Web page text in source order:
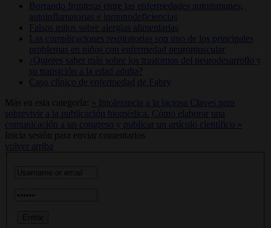
Borrando fronteras entre las enfermedades autoinmunes,
autoinflamatorias e inmunodeficiencias
Falsos mitos sobre alergias alimentarias
Las complicaciones respiratorias son uno de los principales
problemas en niños con enfermedad neuromuscular
¿Quieres saber más sobre los trastornos del neurodesarrollo y
su transición a la edad adulta?
Caso clínico de enfermedad de Fabry
Más en esta categoría: « Intolerancia a la lactosa Claves para
sobrevivir a la publicación biomédica. Cómo elaborar una
comunicación a un congreso y publicar un artículo científico »
Inicia sesión para enviar comentarios
volver arriba